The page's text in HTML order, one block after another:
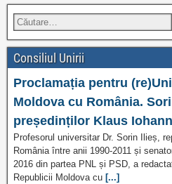
Consiliul Unirii
Proclamația pentru
Moldova cu România.
președinților Klaus
Profesorul universitar Dr. Sorin Ilieș,
România între anii 1990-2011 și
2016 din partea PNL și PSD, a
Republicii Moldova cu [...]